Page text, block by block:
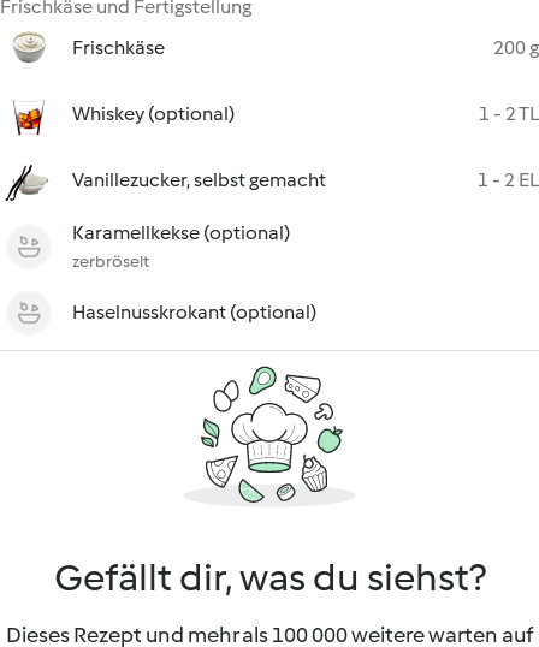
Frischkäse und Fertigstellung
Frischkäse
200 g
Whiskey (optional) 1 - 2 TL
Vanillezucker, selbst gemacht 1 - 2 EL
Karamellkekse (optional)
zerbröselt
Haselnusskrokant (optional)
Gefällt dir, was du siehst?
Dieses Rezept und mehr als 100 000 weitere warten auf